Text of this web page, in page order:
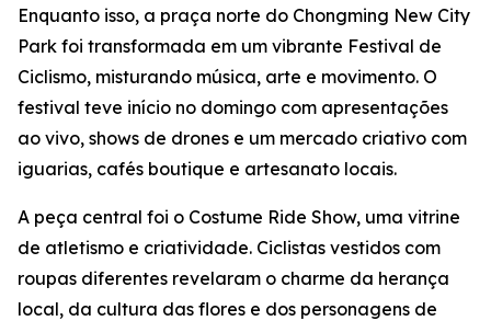
Enquanto isso, a praça norte do Chongming New City
Park foi transformada em um vibrante Festival de
Ciclismo, misturando música, arte e movimento. O
festival teve início no domingo com apresentações
ao vivo, shows de drones e um mercado criativo com
iguarias, cafés boutique e artesanato locais.
A peça central foi o Costume Ride Show, uma vitrine
de atletismo e criatividade. Ciclistas vestidos com
roupas diferentes revelaram o charme da herança
local, da cultura das flores e dos personagens de